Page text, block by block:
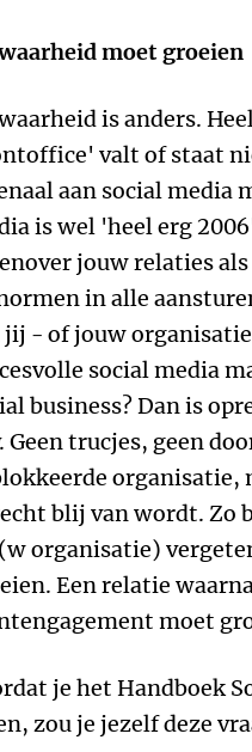
moet groeien
is anders.
valt of staat
aan social media
is wel 'heel erg
jouw relaties
in alle
- of jouw
social media
business? Dan is
Geen trucjes, geen
organisatie,
blij van wordt. Zo
organisatie)
Een relatie
moet
je het Handboek
zou je jezelf deze